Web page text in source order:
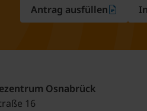
Antrag ausfüllen
Osnabrück
16